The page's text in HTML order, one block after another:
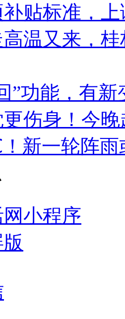
贴标准，
温又来，
”功能，有新
伤身！今
新一轮阵雨
小程序